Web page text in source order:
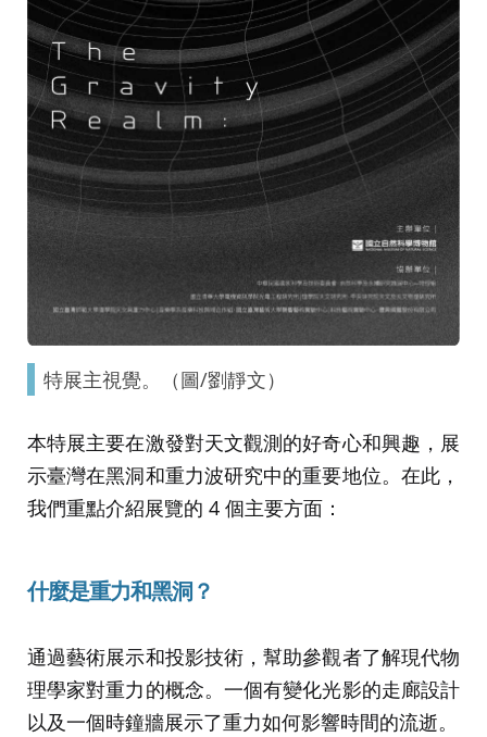
特展主視覺。（圖/劉靜文）
本特展主要在激發對天文觀測的好奇心和興趣，展
示臺灣在黑洞和重力波研究中的重要地位。在此，
我們重點介紹展覽的 4 個主要方面：
什麼是重力和黑洞？
通過藝術展示和投影技術，幫助參觀者了解現代物
理學家對重力的概念。一個有變化光影的走廊設計
以及一個時鐘牆展示了重力如何影響時間的流逝。